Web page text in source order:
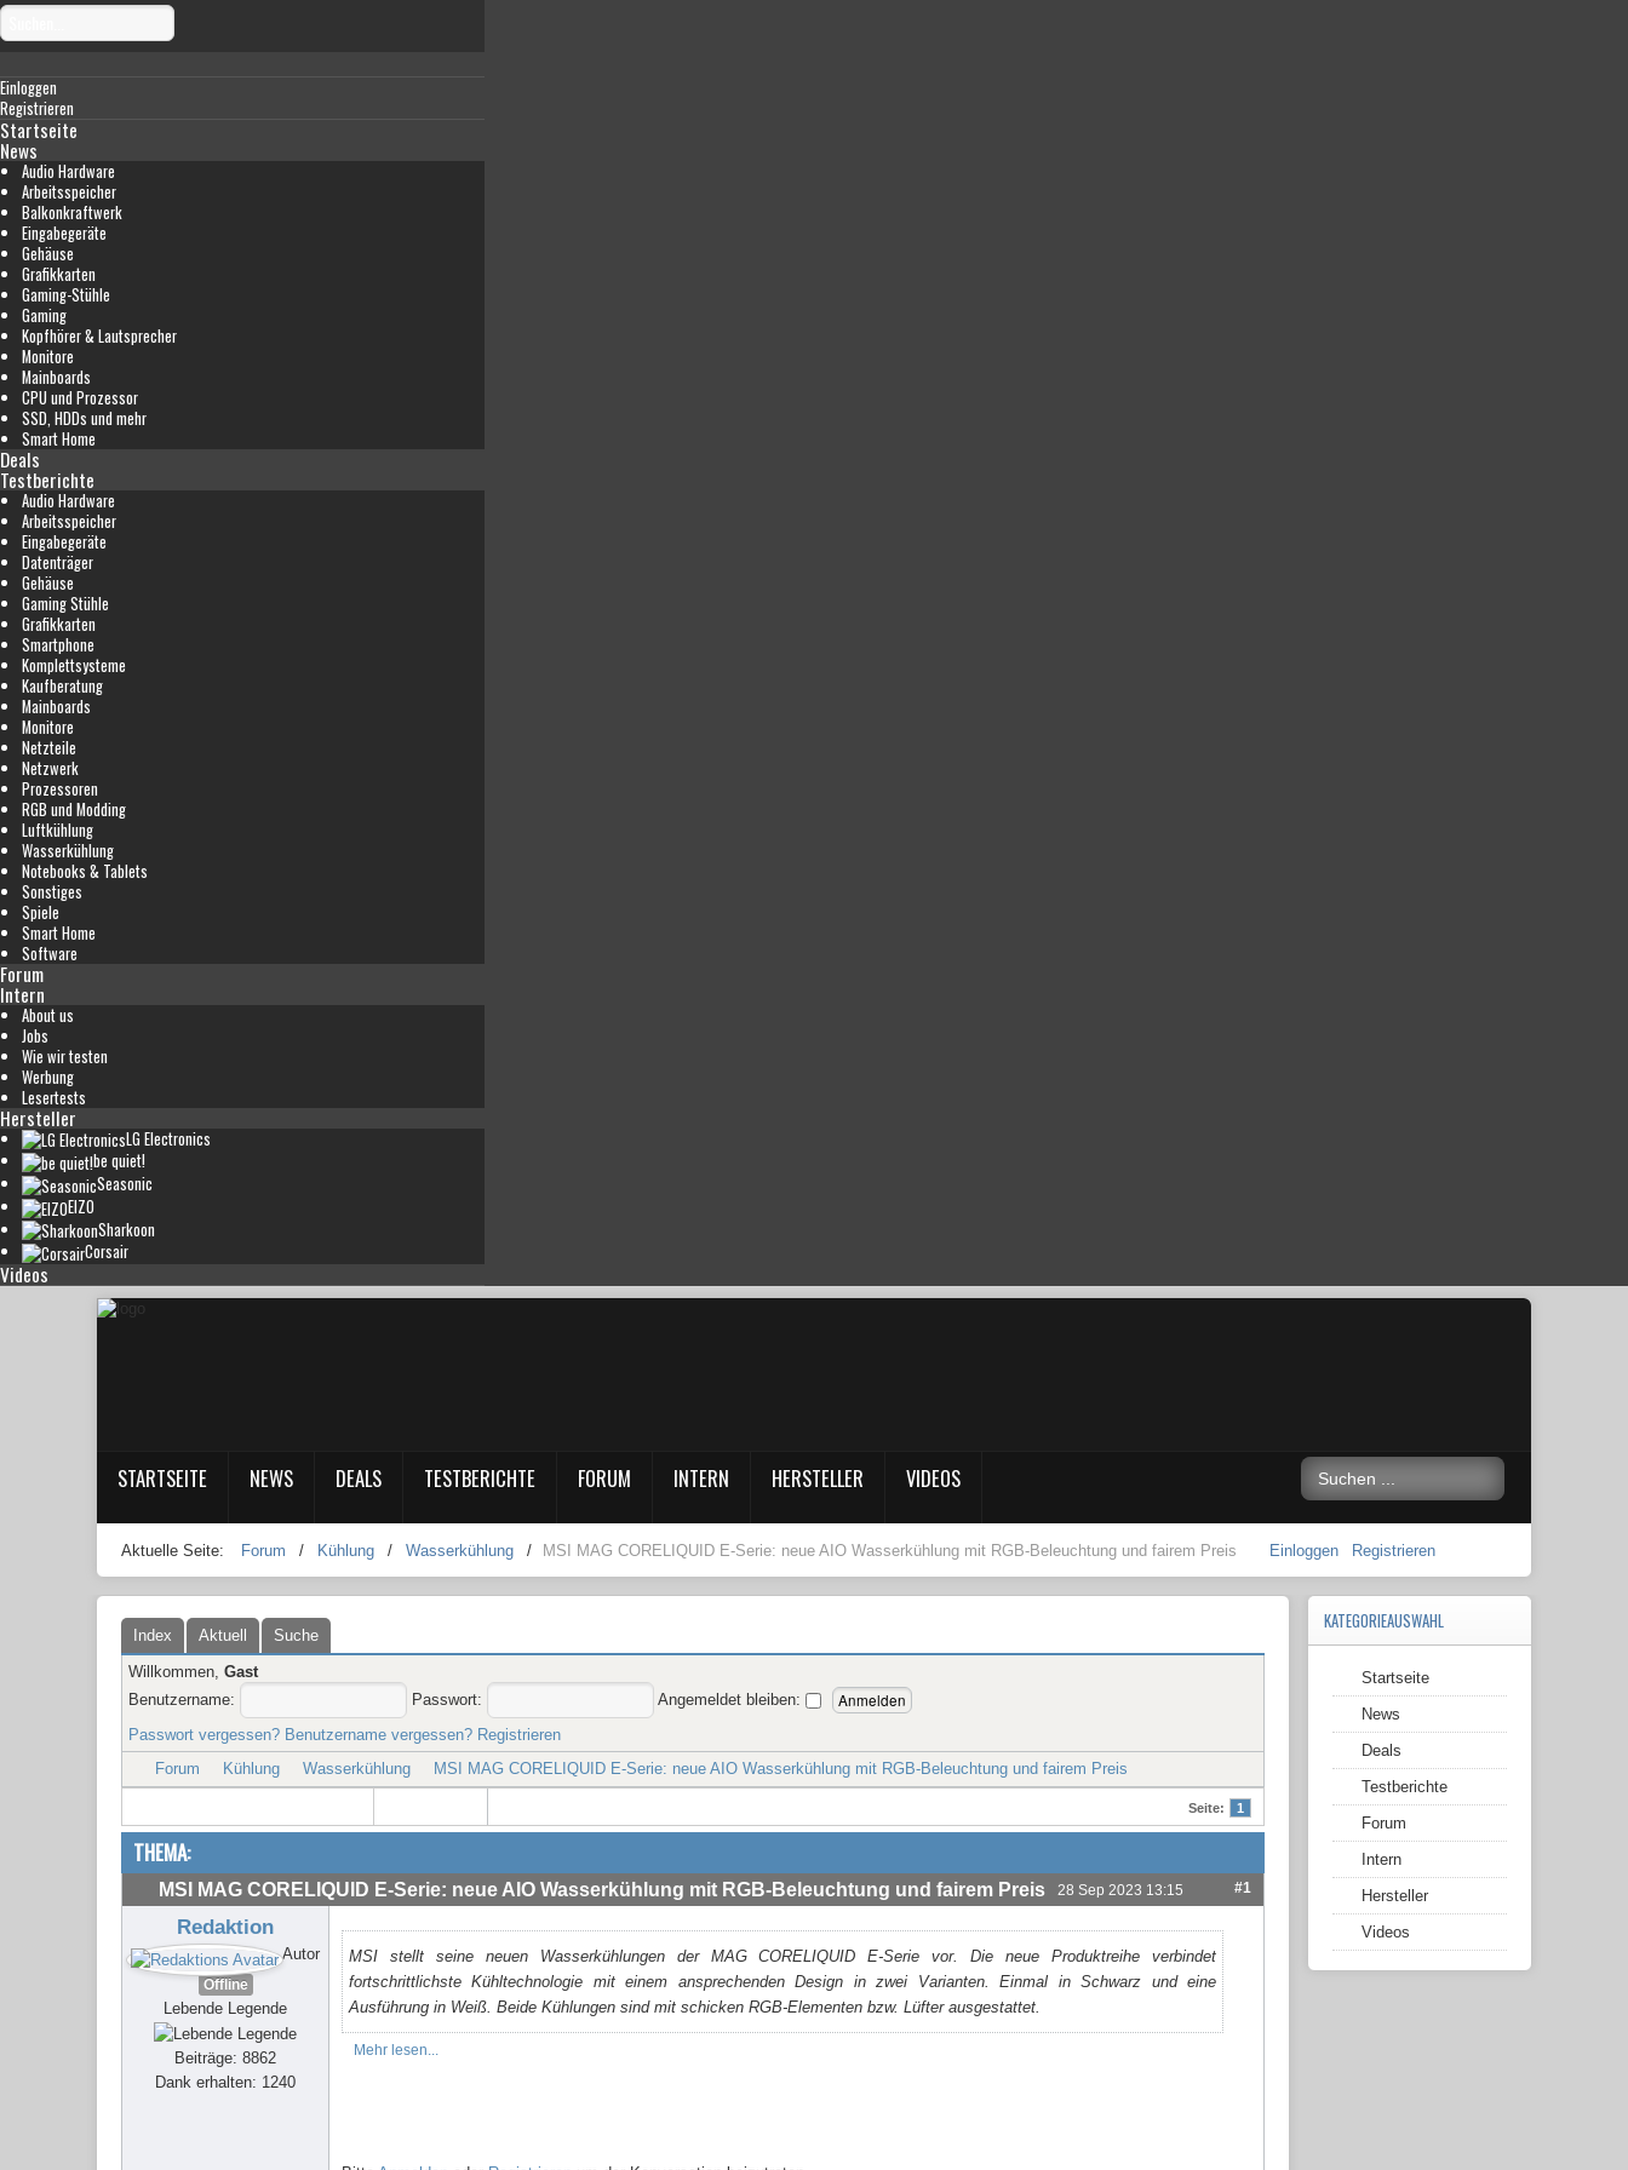
Einloggen
Registrieren
Startseite
News
Audio Hardware
Arbeitsspeicher
Balkonkraftwerk
Eingabegeräte
Gehäuse
Grafikkarten
Gaming-Stühle
Gaming
Kopfhörer & Lautsprecher
Monitore
Mainboards
CPU und Prozessor
SSD, HDDs und mehr
Smart Home
Deals
Testberichte
Audio Hardware
Arbeitsspeicher
Eingabegeräte
Datenträger
Gehäuse
Gaming Stühle
Grafikkarten
Smartphone
Komplettsysteme
Kaufberatung
Mainboards
Monitore
Netzteile
Netzwerk
Prozessoren
RGB und Modding
Luftkühlung
Wasserkühlung
Notebooks & Tablets
Sonstiges
Spiele
Smart Home
Software
Forum
Intern
About us
Jobs
Wie wir testen
Werbung
Lesertests
Hersteller
LG Electronics
be quiet!
Seasonic
EIZO
Sharkoon
Corsair
Videos
STARTSEITE NEWS DEALS TESTBERICHTE FORUM INTERN HERSTELLER VIDEOS
Aktuelle Seite: Forum / Kühlung / Wasserkühlung / MSI MAG CORELIQUID E-Serie: neue AIO Wasserkühlung mit RGB-Beleuchtung und fairem Preis Einloggen Registrieren
Index Aktuell
Suche
Willkommen, Gast
Benutzername:
Passwort:
Angemeldet bleiben:
Passwort vergessen? Benutzername vergessen? Registrieren
Forum
Kühlung Wasserkühlung MSI MAG CORELIQUID E-Serie: neue AIO Wasserkühlung mit RGB-Beleuchtung und fairem Preis
Seite: 1
THEMA:
MSI MAG CORELIQUID E-Serie: neue AIO Wasserkühlung mit RGB-Beleuchtung und fairem Preis 28 Sep 2023 13:15 #1
Redaktion
Autor
Offline
Lebende Legende
Beiträge: 8862
Dank erhalten: 1240
MSI stellt seine neuen Wasserkühlungen der MAG CORELIQUID E-Serie vor. Die neue Produktreihe verbindet
fortschrittlichste Kühltechnologie mit einem ansprechenden Design in zwei Varianten. Einmal in Schwarz und eine
Ausführung in Weiß. Beide Kühlungen sind mit schicken RGB-Elementen bzw. Lüfter ausgestattet.
Mehr lesen...
KATEGORIEAUSWAHL
Startseite
News
Deals
Testberichte
Forum
Intern
Hersteller
Videos